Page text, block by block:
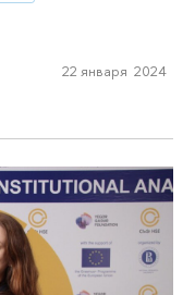
22 января 2024